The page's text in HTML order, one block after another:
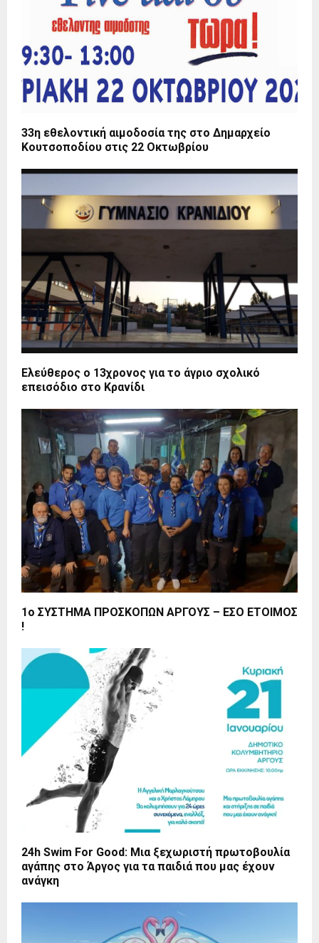
33η εθελοντική αιμοδοσία της στο Δημαρχείο
Κουτσοποδίου στις 22 Οκτωβρίου
Ελεύθερος ο 13χρονος για το άγριο σχολικό
επεισόδιο στο Κρανίδι
1ο ΣΥΣΤΗΜΑ ΠΡΟΣΚΟΠΩΝ ΑΡΓΟΥΣ – ΕΣΟ ΕΤΟΙΜΟΣ
!
24h Swim For Good: Μια ξεχωριστή πρωτοβουλία
αγάπης στο Άργος για τα παιδιά που μας έχουν
ανάγκη